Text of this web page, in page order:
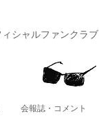
シャルファンクラブ
会報誌・コメント